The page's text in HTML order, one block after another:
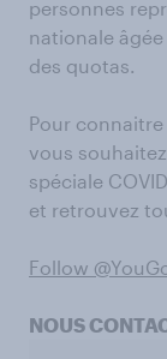
personnes
nationale
des quotas.
Pour
vous
spéciale
et retrouvez
Follow
NOUS